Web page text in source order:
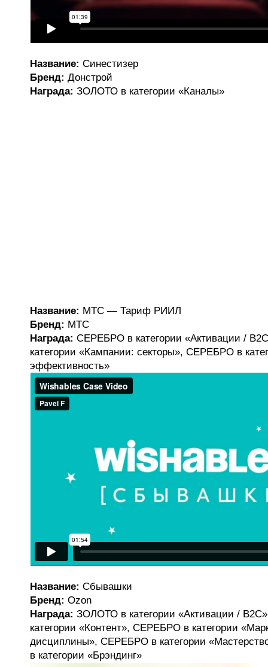
Название: Синестизер
Бренд: Донстрой
Награда: ЗОЛОТО в категории «Каналы»
Название: МТС — Тариф РИИЛ
Бренд: МТС
Награда: СЕРЕБРО в категории «Активации /
категории «Кампании: секторы», СЕРЕБРО в
эффективность»
Название: Сбывашки
Бренд: Ozon
Награда: ЗОЛОТО в категории «Активации /
категории «Контент», СЕРЕБРО в категории
дисциплины», СЕРЕБРО в категории
в категории «Брэндинг»